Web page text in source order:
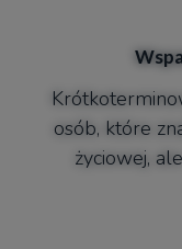
osób, które
życiowej,